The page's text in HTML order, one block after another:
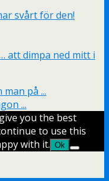
svårt för den!
att dimpa ned mitt i
på ...
...
you the best
to use this
with it. Ok